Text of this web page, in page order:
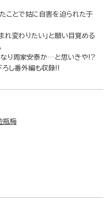
ことで姑に自害を迫られた于
れ変わりたい」と願い目覚める
なり周家安泰か…と思いきや!?
し番外編も収録!!
瓶梅